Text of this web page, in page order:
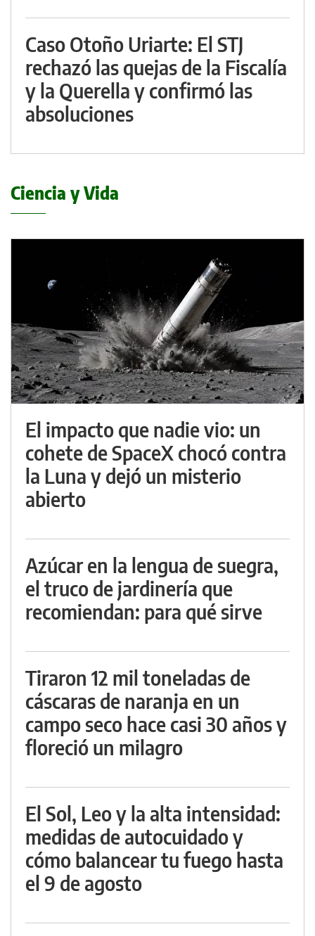
Caso Otoño Uriarte: El STJ
rechazó las quejas de la Fiscalía
y la Querella y confirmó las
absoluciones
Ciencia y Vida
El impacto que nadie vio: un
cohete de SpaceX chocó contra
la Luna y dejó un misterio
abierto
Azúcar en la lengua de suegra,
el truco de jardinería que
recomiendan: para qué sirve
Tiraron 12 mil toneladas de
cáscaras de naranja en un
campo seco hace casi 30 años y
floreció un milagro
El Sol, Leo y la alta intensidad:
medidas de autocuidado y
cómo balancear tu fuego hasta
el 9 de agosto